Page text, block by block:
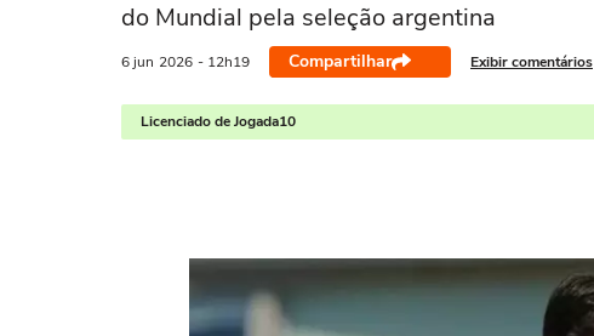
do Mundial pela seleção argentina
6 jun 2026 - 12h19 Compartilhar Exibir comentários
Licenciado de Jogada10